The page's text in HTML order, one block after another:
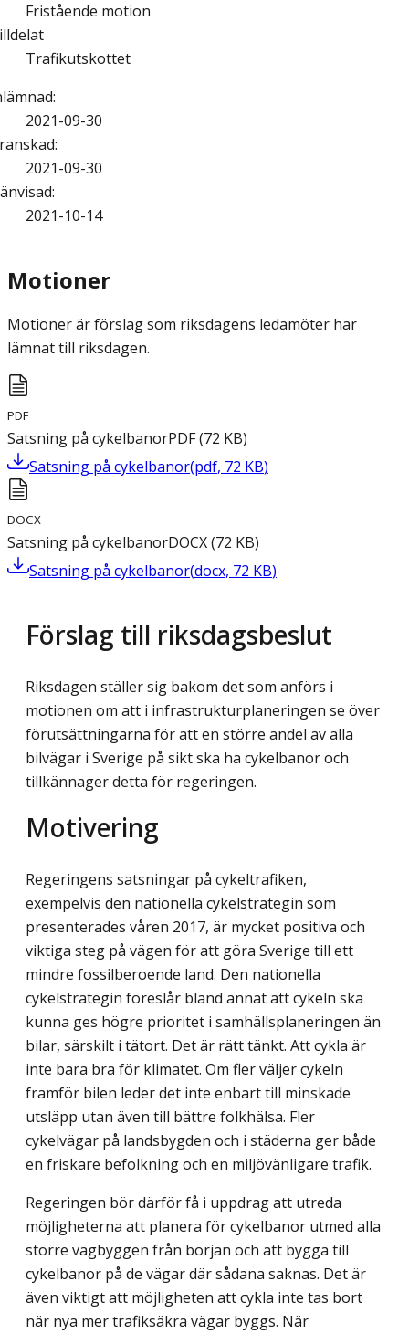
Fristående motion
Trafikutskottet
:
2021-09-30
:
2021-09-30
:
2021-10-14
Motioner
Motioner är förslag som riksdagens ledamöter har
lämnat till riksdagen.
PDF
Satsning på cykelbanorPDF(72 KB)
Satsning på cykelbanor(pdf, 72 KB)
DOCX
Satsning på cykelbanorDOCX(72 KB)
Satsning på cykelbanor(docx, 72 KB)
Förslag till riksdagsbeslut
Riksdagen ställer sig bakom det som anförs i
motionen om att i infrastrukturplaneringen se över
förutsättningarna för att en större andel av alla
bilvägar i Sverige på sikt ska ha cykelbanor och
tillkännager detta för regeringen.
Motivering
Regeringens satsningar på cykeltrafiken,
exempelvis den nationella cykelstrategin som
presenterades våren 2017, är mycket positiva och
viktiga steg på vägen för att göra Sverige till ett
mindre fossilberoende land. Den nationella
cykelstrategin föreslår bland annat att cykeln ska
kunna ges högre prioritet i samhällsplaneringen än
bilar, särskilt i tätort. Det är rätt tänkt. Att cykla är
inte bara bra för klimatet. Om fler väljer cykeln
framför bilen leder det inte enbart till minskade
utsläpp utan även till bättre folkhälsa. Fler
cykelvägar på landsbygden och i städerna ger både
en friskare befolkning och en miljövänligare trafik.
Regeringen bör därför få i uppdrag att utreda
möjligheterna att planera för cykel­banor utmed alla
större vägbyggen från början och att bygga till
cykelbanor på de vägar där sådana saknas. Det är
även viktigt att möjligheten att cykla inte tas bort
när nya mer trafiksäkra vägar byggs. När